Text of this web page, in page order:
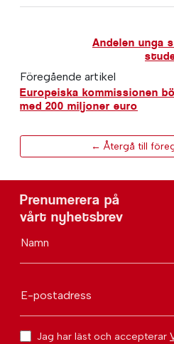
Andelen unga
Föregående artikel
Europeiska kommissionen
med 200 miljoner euro
← Återgå till
Prenumerera på
vårt nyhetsbrev
Namn
E-postadress
Jag har läst och accepterar